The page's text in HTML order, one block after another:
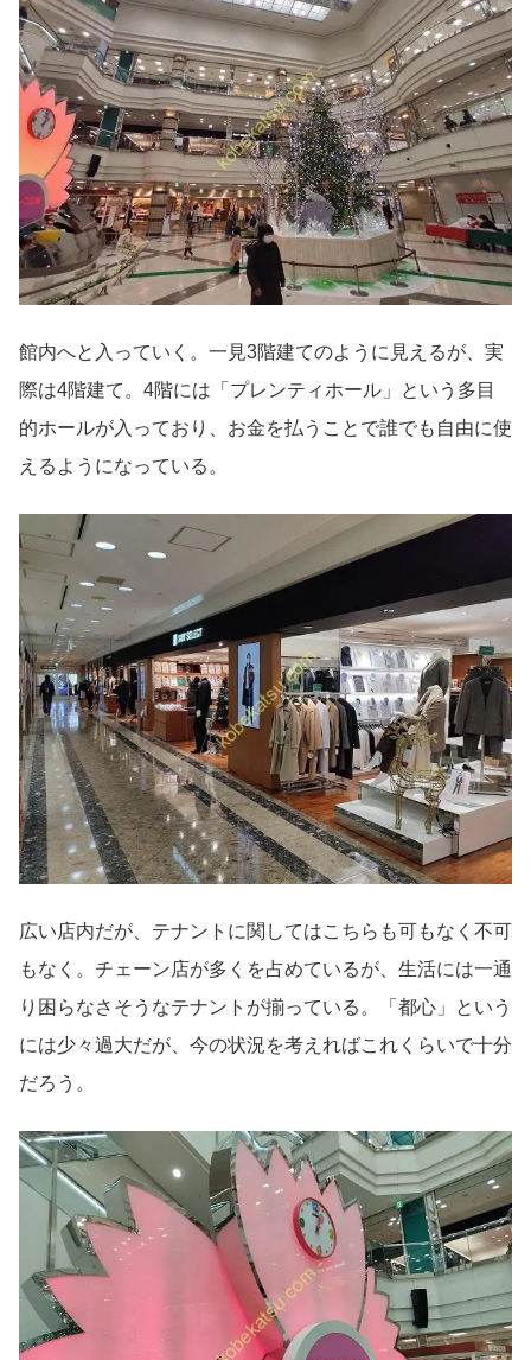
館内へと入っていく。一見3階建てのように見えるが、実
際は4階建て。4階には「プレンティホール」という多目
的ホールが入っており、お金を払うことで誰でも自由に使
えるようになっている。
広い店内だが、テナントに関してはこちらも可もなく不可
もなく。チェーン店が多くを占めているが、生活には一通
り困らなさそうなテナントが揃っている。「都心」という
には少々過大だが、今の状況を考えればこれくらいで十分
だろう。